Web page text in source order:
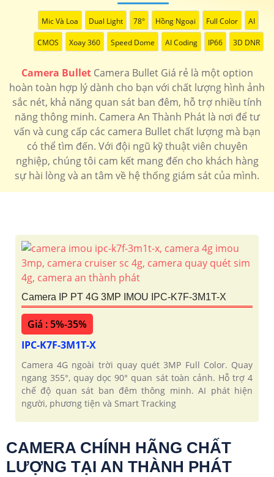
Mic Và Loa Dual Light 78° Hồng Ngoại Full Color AI
CMOS Xoay 360 Speed Dome AI Coding IP66 3D DNR
Camera BulletCamera Bullet Giá rẻ là một option
hoàn toàn hợp lý dành cho bạn với chất lượng hình ảnh
sắc nét, khả năng quan sát ban đêm, hỗ trợ nhiều tính
năng thông minh. Camera An Thành Phát là nơi để tư
vấn và cung cấp các camera Bullet chất lượng mà bạn
có thể tìm đến. Với đội ngũ kỹ thuật viên chuyên
nghiệp, chúng tôi cam kết mang đến cho khách hàng
sự hài lòng và an tâm về hệ thống giám sát của mình.
Camera IP PT 4G 3MP IMOU IPC-K7F-3M1T-X
Giá : 5%-35%
IPC-K7F-3M1T-X
Camera 4G ngoài trời quay quét 3MP Full Color. Quay
ngang 355°, quay dọc 90° quan sát toàn cảnh. Hỗ trợ 4
chế độ quan sát ban đêm thông minh. AI phát hiện
người, phương tiện và Smart Tracking
CAMERA CHÍNH HÃNG CHẤT
LƯỢNG TẠI AN THÀNH PHÁT